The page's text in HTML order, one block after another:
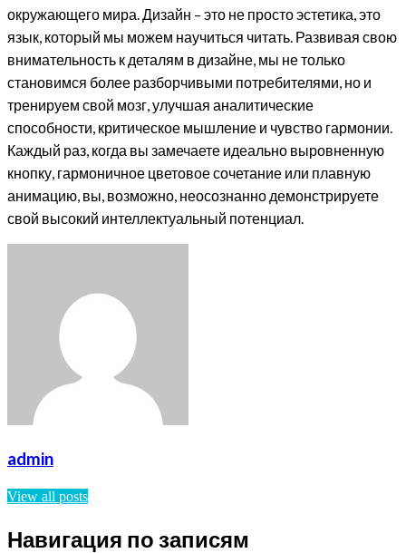
окружающего мира. Дизайн – это не просто эстетика, это
язык, который мы можем научиться читать. Развивая свою
внимательность к деталям в дизайне, мы не только
становимся более разборчивыми потребителями, но и
тренируем свой мозг, улучшая аналитические
способности, критическое мышление и чувство гармонии.
Каждый раз, когда вы замечаете идеально выровненную
кнопку, гармоничное цветовое сочетание или плавную
анимацию, вы, возможно, неосознанно демонстрируете
свой высокий интеллектуальный потенциал.
admin
View all posts
Навигация по записям